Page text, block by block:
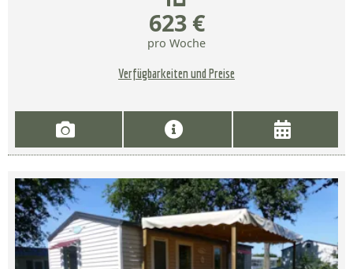
623 €
pro Woche
Verfügbarkeiten und Preise